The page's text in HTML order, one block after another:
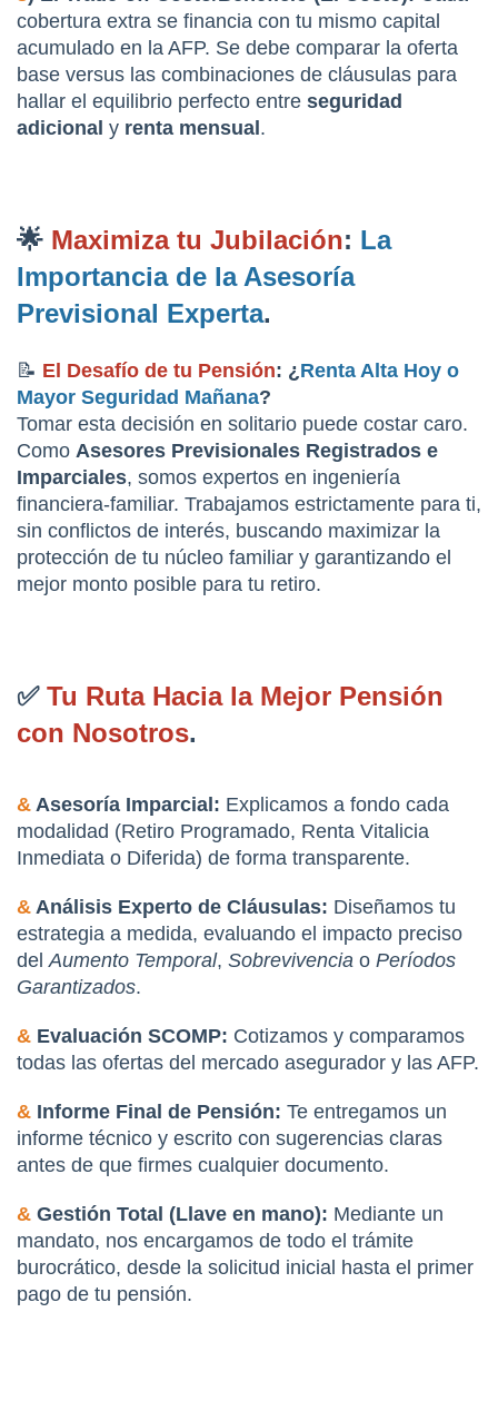
cobertura extra se financia con tu mismo capital
acumulado en la AFP. Se debe comparar la oferta
base versus las combinaciones de cláusulas para
hallar el equilibrio perfecto entre seguridad
adicional y renta mensual.
🌟 Maximiza tu Jubilación: La
Importancia de la Asesoría
Previsional Experta.
📝 El Desafío de tu Pensión: ¿ Renta Alta Hoy o
Mayor Seguridad Mañana?
Tomar esta decisión en solitario puede costar caro.
Como Asesores Previsionales Registrados e
Imparciales, somos expertos en ingeniería
financiera-familiar. Trabajamos estrictamente para ti,
sin conflictos de interés, buscando maximizar la
protección de tu núcleo familiar y garantizando el
mejor monto posible para tu retiro.
✅ Tu Ruta Hacia la Mejor Pensión
con Nosotros.
& Asesoría Imparcial: Explicamos a fondo cada
modalidad (Retiro Programado, Renta Vitalicia
Inmediata o Diferida) de forma transparente.
& Análisis Experto de Cláusulas: Diseñamos tu
estrategia a medida, evaluando el impacto preciso
del Aumento Temporal, Sobrevivencia o Períodos
Garantizados.
& Evaluación SCOMP: Cotizamos y comparamos
todas las ofertas del mercado asegurador y las AFP.
& Informe Final de Pensión: Te entregamos un
informe técnico y escrito con sugerencias claras
antes de que firmes cualquier documento.
& Gestión Total (Llave en mano): Mediante un
mandato, nos encargamos de todo el trámite
burocrático, desde la solicitud inicial hasta el primer
pago de tu pensión.